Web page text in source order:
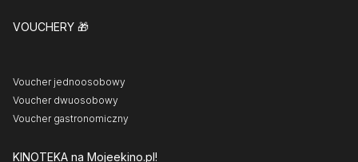
VOUCHERY 🎁
Voucher jednoosobowy
Voucher dwuosobowy
Voucher gastronomiczny
KINOTEKA na Mojeekino.pl!